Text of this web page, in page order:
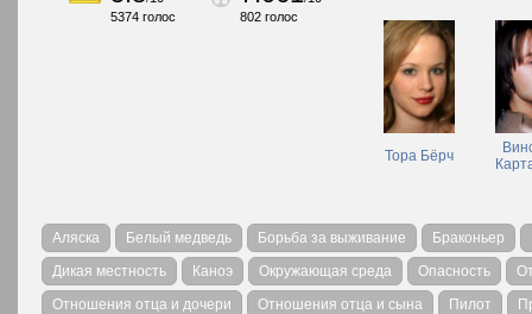
5374 голос
802 голос
Тора Бёрч
Аляска Белый медведь Борьба за выживание Браконьер
Дикая местность
Каноэ Окружающая среда Опасность
Отношения отца и дочери
Отношения отца и сына Пилот